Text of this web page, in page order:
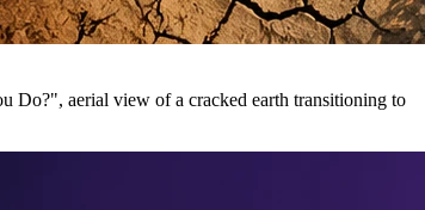
Do?", aerial view of a cracked earth transitioning to